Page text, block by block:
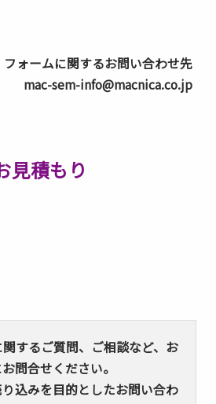
フォームに関するお問い合わせ先
mac-sem-info@macnica.co.jp
見積もり
するご質問、ご相談など、お
問合せください。
込みを目的としたお問い合わ